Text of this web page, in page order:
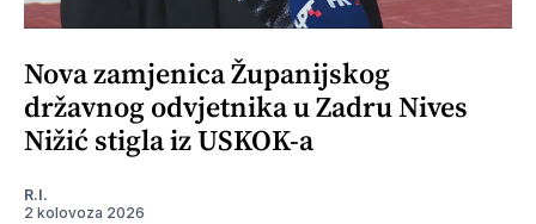
Nova zamjenica Županijskog
državnog odvjetnika u Zadru Nives
Nižić stigla iz USKOK-a
R.I.
2 kolovoza 2026